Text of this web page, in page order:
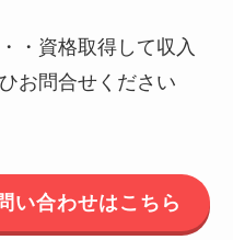
・資格取得して収入
お問合せください
い合わせはこちら